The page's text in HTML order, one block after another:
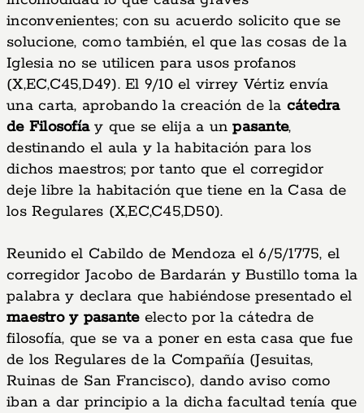
inconvenientes; con su acuerdo solicito que se
solucione, como también, el que las cosas de la
Iglesia no se utilicen para usos profanos
(X,EC,C45,D49). El 9/10 el virrey Vértiz envía
una carta, aprobando la creación de la cátedra
de Filosofíay que se elija a unpasante,
destinando el aula y la habitación para los
dichos maestros; por tanto que el corregidor
deje libre la habitación que tiene en la Casa de
los Regulares (X,EC,C45,D50).
Reunido el Cabildo de Mendoza el 6/5/1775, el
corregidor Jacobo de Bardarán y Bustillo toma la
palabra y declara que habiéndose presentado el
maestro y pasanteelecto por la cátedra de
filosofía, que se va a poner en esta casa que fue
de los Regulares de la Compañía (Jesuitas,
Ruinas de San Francisco), dando aviso como
iban a dar principio a la dicha facultad tenía que